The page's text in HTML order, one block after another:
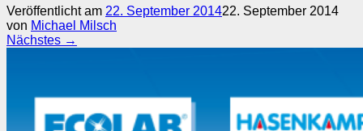
Veröffentlicht am 22. September 201422. September 2014
von Michael Milsch
Nächstes →